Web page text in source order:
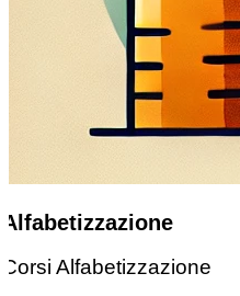
Alfabetizzazione
Corsi Alfabetizzazione